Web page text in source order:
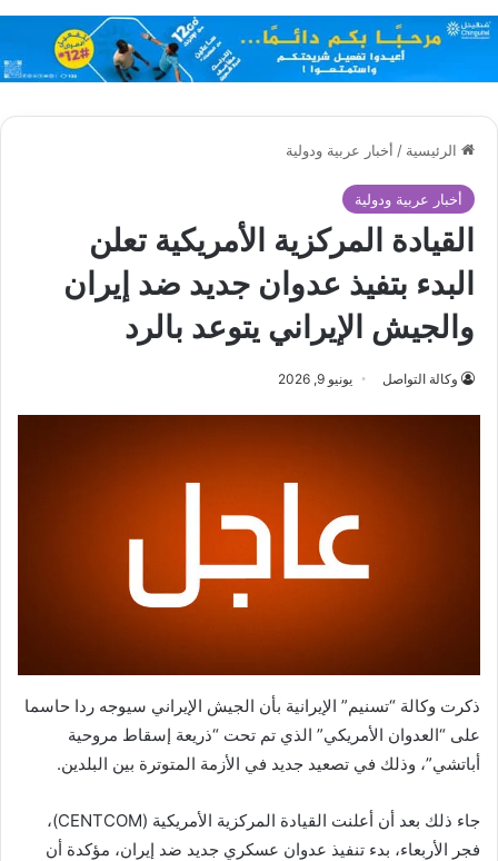
الرئيسية / أخبار عربية ودولية
أخبار عربية ودولية
القيادة المركزية الأمريكية تعلن
البدء بتفيذ عدوان جديد ضد إيران
والجيش الإيراني يتوعد بالرد
وكالة التواصل يونيو 9, 2026
ذكرت وكالة “تسنيم” الإيرانية بأن الجيش الإيراني سيوجه ردا حاسما
على “العدوان الأمريكي” الذي تم تحت “ذريعة إسقاط مروحية
أباتشي”، وذلك في تصعيد جديد في الأزمة المتوترة بين البلدين.
جاء ذلك بعد أن أعلنت القيادة المركزية الأمريكية (CENTCOM)،
فجر الأربعاء، بدء تنفيذ عدوان عسكري جديد ضد إيران، مؤكدة أن